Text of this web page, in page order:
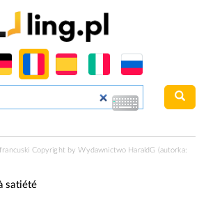
Copyright by Wydawnictwo HaraldG (autorka:
satiété